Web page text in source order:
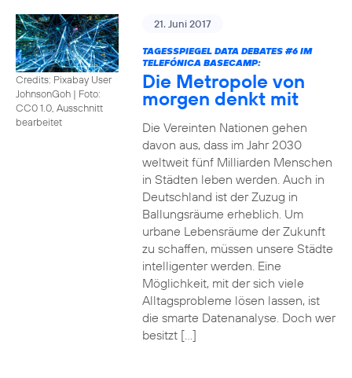
Credits: Pixabay User
JohnsonGoh | Foto:
CC0 1.0, Ausschnitt
bearbeitet
21. Juni 2017
TAGESSPIEGEL DATA DEBATES #6IM
TELEFÓNICA BASECAMP:
Die Metropole von
morgen denkt mit
Die Vereinten Nationen gehen
davon aus, dass im Jahr 2030
weltweit fünf Milliarden Menschen
in Städten leben werden. Auch in
Deutschland ist der Zuzug in
Ballungsräume erheblich. Um
urbane Lebensräume der Zukunft
zu schaffen, müssen unsere Städte
intelligenter werden. Eine
Möglichkeit, mit der sich viele
Alltagsprobleme lösen lassen, ist
die smarte Datenanalyse. Doch wer
besitzt […]